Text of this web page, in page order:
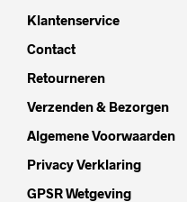
Klantenservice
Contact
Retourneren
Verzenden & Bezorgen
Algemene Voorwaarden
Privacy Verklaring
GPSR Wetgeving